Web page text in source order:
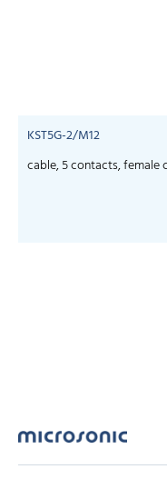
KST5G-2/M12
cable, 5 contacts, female